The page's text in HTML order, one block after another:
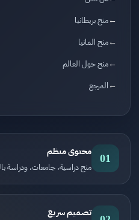
منح بريطانيا
منح المانيا
منح حول العالم
المرجع
01 محتوى منظم
منح دراسية، جامعات، ودراسة
تصميم سريع